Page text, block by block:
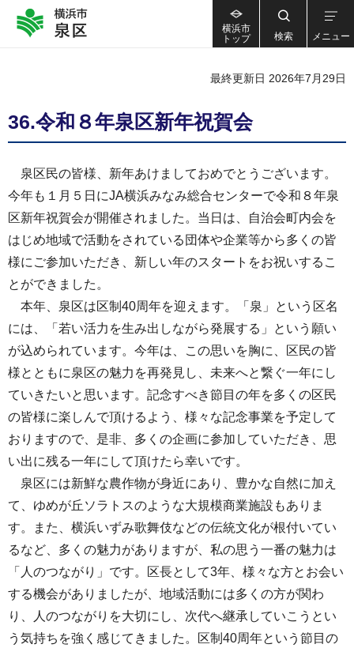
横浜市
トップ
検索 メニュー
最終更新日 2026年7月29日
36.令和８年泉区新年祝賀会
泉区民の皆様、新年あけましておめでとうございます。
今年も１月５日にJA横浜みなみ総合センターで令和８年泉
区新年祝賀会が開催されました。当日は、自治会町内会を
はじめ地域で活動をされている団体や企業等から多くの皆
様にご参加いただき、新しい年のスタートをお祝いするこ
とができました。
本年、泉区は区制40周年を迎えます。「泉」という区名
には、「若い活力を生み出しながら発展する」という願い
が込められています。今年は、この思いを胸に、区民の皆
様とともに泉区の魅力を再発見し、未来へと繋ぐ一年にし
ていきたいと思います。記念すべき節目の年を多くの区民
の皆様に楽しんで頂けるよう、様々な記念事業を予定して
おりますので、是非、多くの企画に参加していただき、思
い出に残る一年にして頂けたら幸いです。
泉区には新鮮な農作物が身近にあり、豊かな自然に加え
て、ゆめが丘ソラトスのような大規模商業施設もありま
す。また、横浜いずみ歌舞伎などの伝統文化が根付いてい
るなど、多くの魅力がありますが、私の思う一番の魅力は
「人のつながり」です。区長として3年、様々な方とお会い
する機会がありましたが、地域活動には多くの方が関わ
り、人のつながりを大切にし、次代へ継承していこうとい
う気持ちを強く感じてきました。区制40周年という節目の